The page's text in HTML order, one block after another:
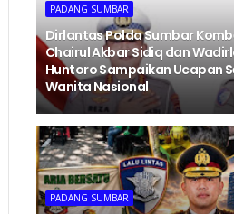
PADANG SUMBAR
Dirlantas Polda Sumbar
Chairul Akbar Sidiq dan
Huntoro Sampaikan Ucapan
Wanita Nasional
PADANG SUMBAR